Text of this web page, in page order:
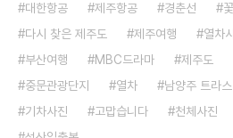
대한항공
제주항공 경춘선
다시 찾은 제주도
제주여행 열차
부산여행
MBC드라마 제주도
중문관광단지
열차 남양주 트라
기차사진
고맙습니다 천체사진